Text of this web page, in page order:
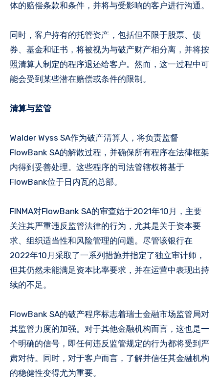
体的赔偿条款和条件，并将与受影响的客户进行沟通。
同时，客户持有的托管资产，包括但不限于股票、债
券、基金和证书，将被视为与破产财产相分离，并将按
照清算人制定的程序退还给客户。然而，这一过程中可
能会受到某些潜在赔偿或条件的限制。
清算与监管
Walder Wyss SA作为破产清算人，将负责监督
FlowBank SA的解散过程，并确保所有程序在法律框架
内得到妥善处理。这些程序的司法管辖权将基于
FlowBank位于日内瓦的总部。
FINMA对FlowBank SA的审查始于2021年10月，主要
关注其严重违反监管法律的行为，尤其是关于资本要
求、组织适当性和风险管理的问题。尽管该银行在
2022年10月采取了一系列措施并指定了独立审计师，
但其仍然未能满足资本比率要求，并在运营中表现出持
续的不足。
FlowBank SA的破产程序标志着瑞士金融市场监管局对
其监管力度的加强。对于其他金融机构而言，这也是一
个明确的信号，即任何违反监管规定的行为都将受到严
肃对待。同时，对于客户而言，了解并信任其金融机构
的稳健性变得尤为重要。